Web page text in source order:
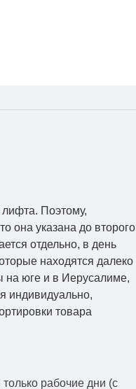
лифта. Поэтому,
она указана до второго
отдельно, в день
находятся далеко
на юге и в Иерусалиме,
индивидуально,
товара
рабочие дни (с